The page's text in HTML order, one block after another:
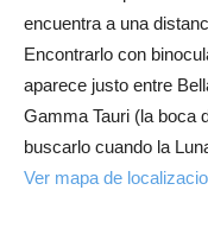
encuentra a una
Encontrarlo con
aparece justo entre
Gamma Tauri (la boca
buscarlo cuando la
Ver mapa de